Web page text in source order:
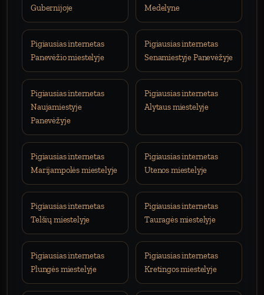
Gubernijoje
Medelyne
Pigiausias internetas
Panevėžio miestelyje
Pigiausias internetas
Senamiestyje Panevėžyje
Pigiausias internetas
Naujamiestyje
Panevėžyje
Pigiausias internetas
Alytaus miestelyje
Pigiausias internetas
Marijampolės miestelyje
Pigiausias internetas
Utenos miestelyje
Pigiausias internetas
Telšių miestelyje
Pigiausias internetas
Tauragės miestelyje
Pigiausias internetas
Plungės miestelyje
Pigiausias internetas
Kretingos miestelyje